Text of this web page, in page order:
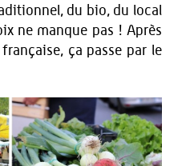
du bio, du local
ne manque pas ! Après
ça passe par le